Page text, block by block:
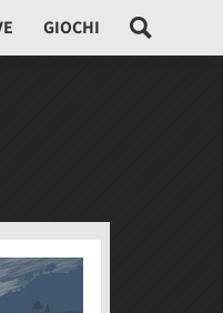
GIOCHI